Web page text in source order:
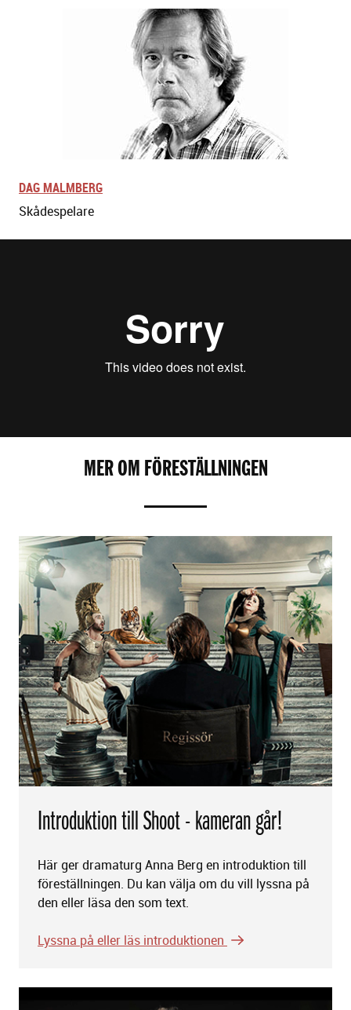
DAG MALMBERG
Skådespelare
MER OM FÖRESTÄLLNINGEN
Introduktion till Shoot - kameran går!
Här ger dramaturg Anna Berg en introduktion till
föreställningen. Du kan välja om du vill lyssna på
den eller läsa den som text.
Lyssna på eller läs introduktionen